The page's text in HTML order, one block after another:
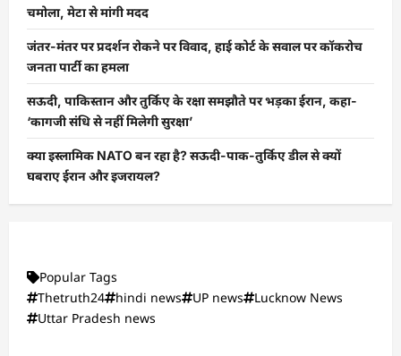
चमोला, मेटा से मांगी मदद
जंतर-मंतर पर प्रदर्शन रोकने पर विवाद, हाई कोर्ट के सवाल पर कॉकरोच
जनता पार्टी का हमला
सऊदी, पाकिस्तान और तुर्किए के रक्षा समझौते पर भड़का ईरान, कहा-
‘कागजी संधि से नहीं मिलेगी सुरक्षा’
क्या इस्लामिक NATO बन रहा है? सऊदी-पाक-तुर्किए डील से क्यों
घबराए ईरान और इजरायल?
Popular Tags
Thetruth24
hindi news UP news
Lucknow News
Uttar Pradesh news